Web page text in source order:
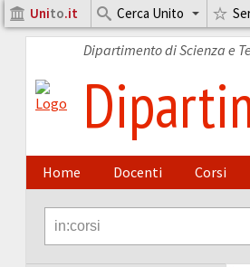
Unito.it Cerca Unito
Dipartimento di Scienza e
Home Docenti Corsi